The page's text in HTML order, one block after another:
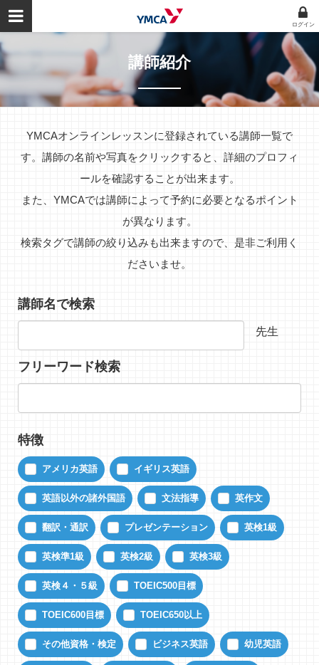
ログイン
講師紹介
YMCAオンラインレッスンに登録されている講師一覧で
す。講師の名前や写真をクリックすると、詳細のプロフィ
ールを確認することが出来ます。
また、YMCAでは講師によって予約に必要となるポイント
が異なります。
検索タグで講師の絞り込みも出来ますので、是非ご利用く
ださいませ。
講師名で検索
先生
フリーワード検索
特徴
アメリカ英語 イギリス英語
英語以外の諸外国語 文法指導 英作文
翻訳・通訳 プレゼンテーション 英検1級
英検準1級 英検2級 英検3級
英検４・５級 TOEIC500目標
TOEIC600目標 TOEIC650以上
その他資格・検定 ビジネス英語 幼児英語